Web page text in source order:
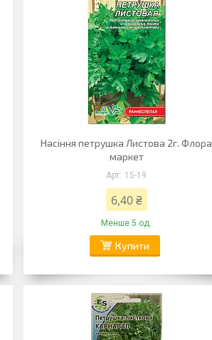
Насіння петрушка Листова 2г. Флора
маркет
15-19
6,40 ₴
Менше 5 од.
Купити